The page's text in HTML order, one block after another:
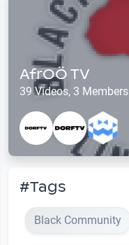
AfrOÖ TV
39 Videos, 3 Members
#Tags
Black Community